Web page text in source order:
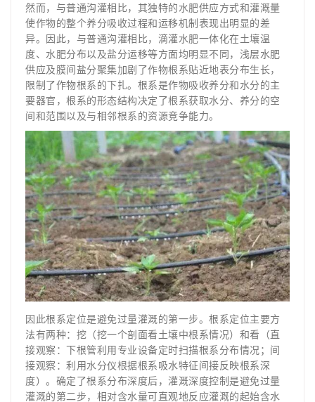
然而，与普通沟灌相比，其独特的水肥供应方式和灌溉量
使作物的整个养分吸收过程和运移机制表现出明显的差
异。因此，与普通沟灌相比，滴灌水肥一体化在土壤温
度、水肥分布以及盐分运移等方面均明显不同，浅层水肥
供应及膜间盐分聚集加剧了作物根系贴近地表分布生长，
限制了作物根系的下扎。根系是作物吸收养分和水分的主
要器官，根系的形态结构决定了根系获取水分、养分的空
间和范围以及与相邻根系的资源竞争能力。
因此根系定位是避免过量灌溉的第一步。根系定位主要方
法有两种：挖（挖一个剖面看土壤中根系情况）和看（直
接观察：下根管利用专业设备定时扫描根系分布情况；间
接观察：利用水分仪根据根系吸水特征间接反映根系深
度）。确定了根系分布深度后，灌溉深度控制是避免过量
灌溉的第二步，相对含水量可直观地反应灌溉的起始含水